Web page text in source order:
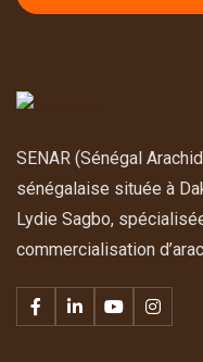
SENAR (Sénégal
sénégalaise située à
Lydie Sagbo,
commercialisation